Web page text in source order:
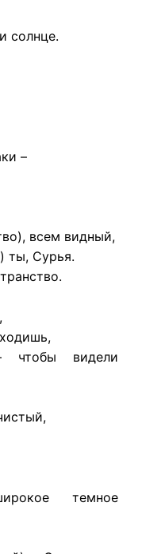
солнце.
–
всем видный,
ты, Сурья.
чтобы видели
темное